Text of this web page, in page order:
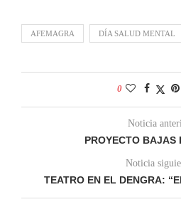
AFEMAGRA DÍA SALUD MENTAL
0
Noticia
PROYECTO BAJAS
Noticia
TEATRO EN EL DENGRA: